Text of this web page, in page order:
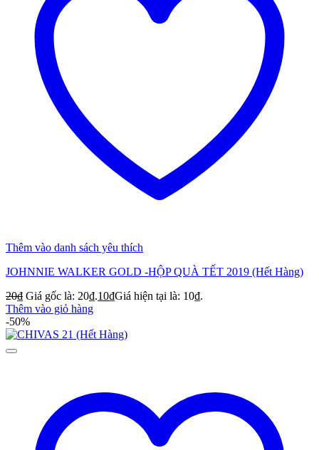
Thêm vào danh sách yêu thích
JOHNNIE WALKER GOLD -HỘP QUÀ TẾT 2019 (Hết Hàng)
20₫ Giá gốc là: 20₫.10₫Giá hiện tại là: 10₫.
Thêm vào giỏ hàng
-50%